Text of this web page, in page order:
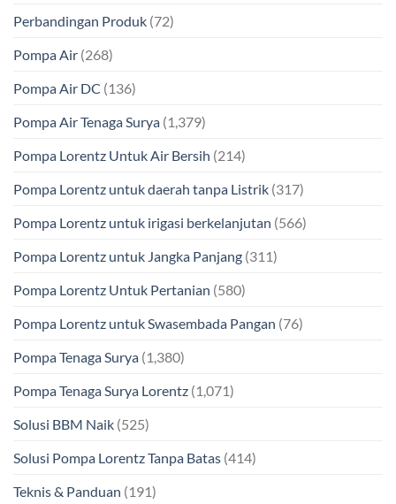
Perbandingan Produk (72)
Pompa Air (268)
Pompa Air DC (136)
Pompa Air Tenaga Surya (1,379)
Pompa Lorentz Untuk Air Bersih (214)
Pompa Lorentz untuk daerah tanpa Listrik (317)
Pompa Lorentz untuk irigasi berkelanjutan (566)
Pompa Lorentz untuk Jangka Panjang (311)
Pompa Lorentz Untuk Pertanian (580)
Pompa Lorentz untuk Swasembada Pangan (76)
Pompa Tenaga Surya (1,380)
Pompa Tenaga Surya Lorentz (1,071)
Solusi BBM Naik (525)
Solusi Pompa Lorentz Tanpa Batas (414)
Teknis & Panduan (191)